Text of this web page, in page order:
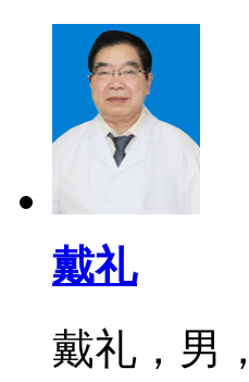
戴礼
戴礼，男